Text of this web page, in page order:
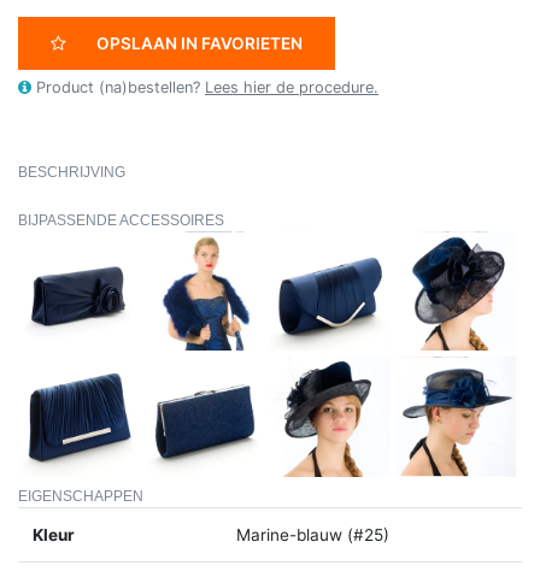
OPSLAAN IN FAVORIETEN
Product (na)bestellen? Lees hier de procedure.
BESCHRIJVING
BIJPASSENDE ACCESSOIRES
EIGENSCHAPPEN
Kleur Marine-blauw (#25)